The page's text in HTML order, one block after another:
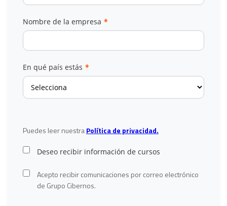
Nombre de la empresa *
En qué país estás *
Puedes leer nuestraPolítica de privacidad.
Deseo recibir información de cursos
Acepto recibir comunicaciones por correo electrónico
de Grupo Cibernos.